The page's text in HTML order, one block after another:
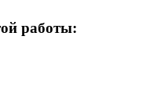
работы: